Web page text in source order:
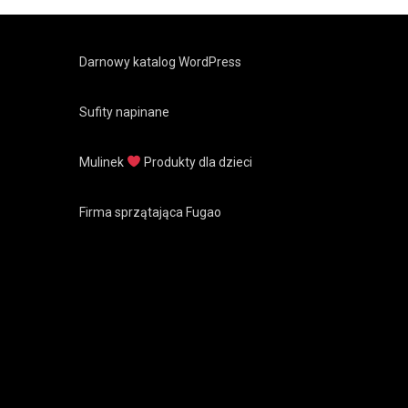
Darnowy katalog WordPress
Sufity napinane
Mulinek Produkty dla dzieci
Firma sprzątająca Fugao